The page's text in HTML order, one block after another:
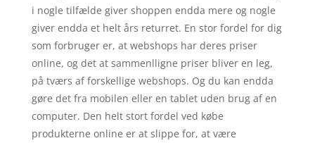
i nogle tilfælde giver shoppen endda mere og nogle
giver endda et helt års returret. En stor fordel for dig
som forbruger er, at webshops har deres priser
online, og det at sammenlligne priser bliver en leg,
på tværs af forskellige webshops. Og du kan endda
gøre det fra mobilen eller en tablet uden brug af en
computer. Den helt stort fordel ved købe
produkterne online er at slippe for, at være